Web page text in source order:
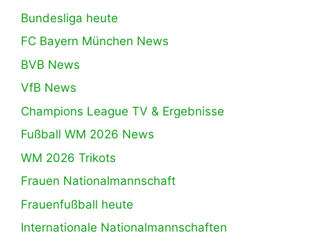
Bundesliga heute
FC Bayern München News
BVB News
VfB News
Champions League TV & Ergebnisse
Fußball WM 2026 News
WM 2026 Trikots
Frauen Nationalmannschaft
Frauenfußball heute
Internationale Nationalmannschaften